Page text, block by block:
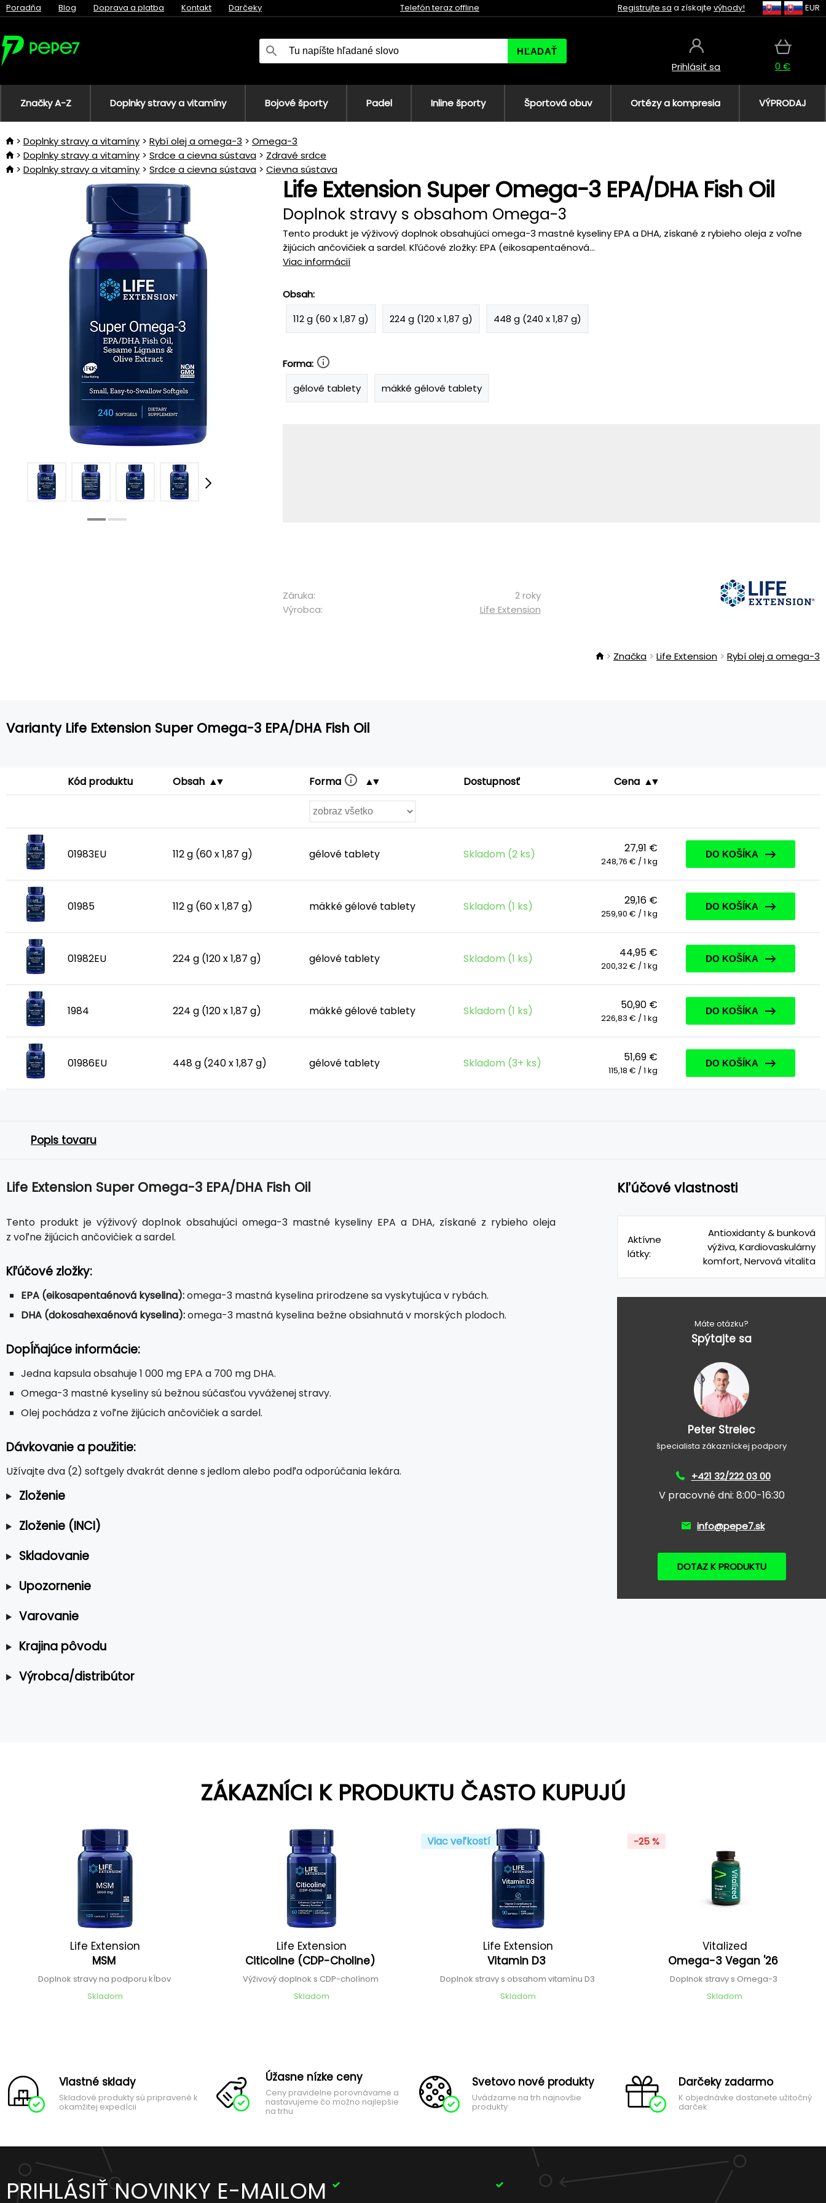
Poradňa Blog Doprava a platba Kontakt Darčeky Telefón teraz offline Registrujte sa a získajte výhody! EUR
HĽADAŤ
Prihlásiť sa 0 €
Značky A-Z Doplnky stravy a vitamíny Bojové športy Padel Inline športy Športová obuv Ortézy a kompresia VÝPRODAJ
Doplnky stravy a vitamíny Rybí olej a omega-3
Omega-3
Doplnky stravy a vitamíny
Srdce a cievna sústava
Zdravé srdce
Doplnky stravy a vitamíny
Srdce a cievna sústava Cievna sústava
Life Extension Super Omega-3 EPA/DHA Fish Oil
Doplnok stravy s obsahom Omega-3
Tento produkt je výživový doplnok obsahujúci omega-3 mastné kyseliny EPA a DHA, získané z rybieho oleja z voľne
žijúcich ančovičiek a sardel. Kľúčové zložky: EPA (eikosapentaénová...
Viac informácií
Obsah:
112 g (60 x 1,87 g)
224 g (120 x 1,87 g) 448 g (240 x 1,87 g)
Forma:
gélové tablety
mäkké gélové tablety
Záruka:
2 roky
Výrobca:
Life Extension
Značka Life Extension Rybí olej a omega-3
Varianty Life Extension Super Omega-3 EPA/DHA Fish Oil
Kód produktu Obsah Forma Dostupnosť Cena
01983EU 112 g (60 x 1,87 g) gélové tablety Skladom (2 ks) 27,91 €
248,76 € / 1 kg
DO KOŠÍKA
01985 112 g (60 x 1,87 g) mäkké gélové tablety Skladom (1 ks) 29,16 €
259,90 € / 1 kg
DO KOŠÍKA
01982EU 224 g (120 x 1,87 g) gélové tablety Skladom (1 ks) 44,95 €
200,32 € / 1 kg
DO KOŠÍKA
1984 224 g (120 x 1,87 g) mäkké gélové tablety Skladom (1 ks) 50,90 €
226,83 € / 1 kg
DO KOŠÍKA
01986EU 448 g (240 x 1,87 g) gélové tablety Skladom (3+ ks) 51,69 €
115,18 € / 1 kg
DO KOŠÍKA
Popis tovaru
Life Extension Super Omega-3 EPA/DHA Fish Oil
Tento produkt je výživový doplnok obsahujúci omega-3 mastné kyseliny EPA a DHA, získané z rybieho oleja
z voľne žijúcich ančovičiek a sardel.
Kľúčové zložky:
EPA (eikosapentaénová kyselina):omega-3 mastná kyselina prirodzene sa vyskytujúca v rybách.
DHA (dokosahexaénová kyselina):omega-3 mastná kyselina bežne obsiahnutá v morských plodoch.
Dopĺňajúce informácie:
Jedna kapsula obsahuje 1 000 mg EPA a 700 mg DHA.
Omega-3 mastné kyseliny sú bežnou súčasťou vyváženej stravy.
Olej pochádza z voľne žijúcich ančovičiek a sardel.
Dávkovanie a použitie:
Užívajte dva (2) softgely dvakrát denne s jedlom alebo podľa odporúčania lekára.
Zloženie
Zloženie (INCI)
Skladovanie
Upozornenie
Varovanie
Krajina pôvodu
Výrobca/distribútor
Kľúčové vlastnosti
Aktívne
látky:
Antioxidanty & bunková
výživa, Kardiovaskulárny
komfort, Nervová vitalita
Máte otázku?
Spýtajte sa
Peter Strelec
špecialista zákazníckej podpory
+421 32/222 03 00
V pracovné dni: 8:00-16:30
info@pepe7.sk
DOTAZ K PRODUKTU
ZÁKAZNÍCI K PRODUKTU ČASTO KUPUJÚ
Life Extension
MSM
Doplnok stravy na podporu kĺbov
Skladom
Life Extension
Citicoline (CDP-Choline)
Výživový doplnok s CDP-cholínom
Skladom
Viac veľkostí
Life Extension
Vitamin D3
Doplnok stravy s obsahom vitamínu D3
Skladom
-25 %
Vitalized
Omega-3 Vegan '26
Doplnok stravy s Omega-3
Skladom
Vlastné sklady
Skladové produkty sú pripravené k
okamžitej expedícii
Úžasne nízke ceny
Ceny pravidelne porovnávame a
nastavujeme čo možno najlepšie
na trhu
Svetovo nové produkty
Uvádzame na trh najnovšie
produkty
Darčeky zadarmo
K objednávke dostanete užitočný
darček
PRIHLÁSIŤ NOVINKY E-MAILOM